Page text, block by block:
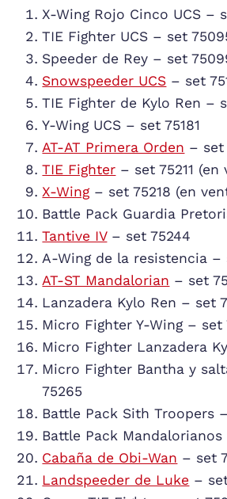
X-Wing Rojo Cinco UCS –
TIE Fighter UCS – set
Speeder de Rey – set
Snowspeeder UCS – set
TIE Fighter de Kylo Ren –
Y-Wing UCS – set 75181
AT-AT Primera Orden – set
TIE Fighter – set 75211 (en
X-Wing– set 75218 (en
Battle Pack Guardia
Tantive IV– set 75244
A-Wing de la resistencia –
AT-ST Mandalorian – set
Lanzadera Kylo Ren – set
Micro Fighter Y-Wing – set
Micro Fighter Lanzadera
Micro Fighter Bantha y
75265
Battle Pack Sith Troopers
Battle Pack
Cabaña de Obi-Wan – set
Landspeeder de Luke –